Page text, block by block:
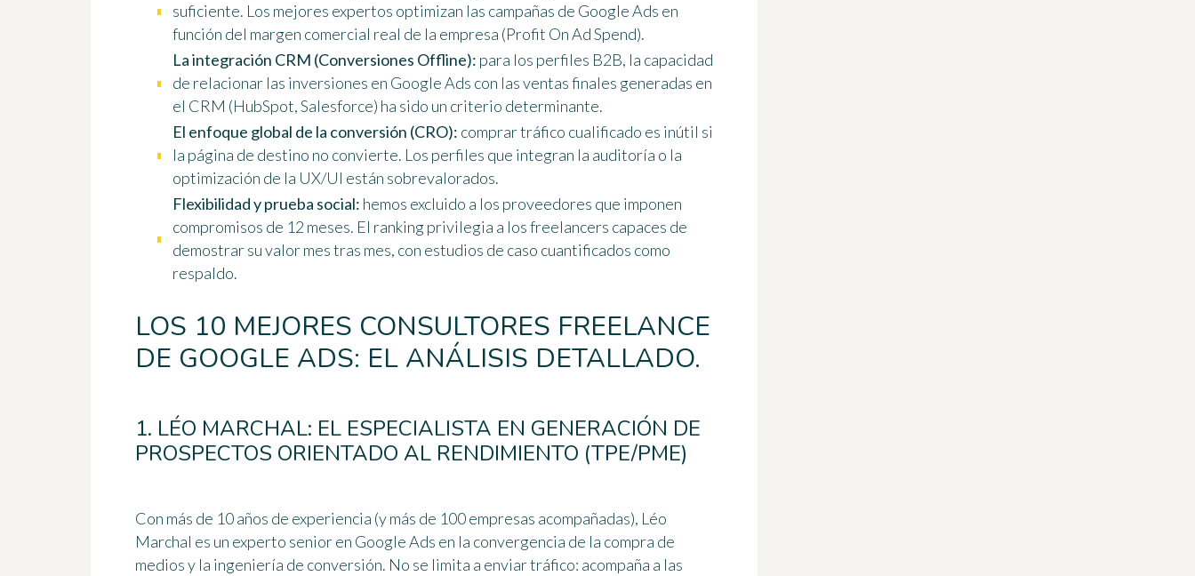
suficiente. Los mejores expertos optimizan las campañas de Google Ads en
función del margen comercial real de la empresa (Profit On Ad Spend).
La integración CRM (Conversiones Offline): para los perfiles B2B, la capacidad
de relacionar las inversiones en Google Ads con las ventas finales generadas en
el CRM (HubSpot, Salesforce) ha sido un criterio determinante.
El enfoque global de la conversión (CRO): comprar tráfico cualificado es inútil si
la página de destino no convierte. Los perfiles que integran la auditoría o la
optimización de la UX/UI están sobrevalorados.
Flexibilidad y prueba social: hemos excluido a los proveedores que imponen
compromisos de 12 meses. El ranking privilegia a los freelancers capaces de
demostrar su valor mes tras mes, con estudios de caso cuantificados como
respaldo.
LOS 10 MEJORES CONSULTORES FREELANCE
DE GOOGLE ADS: EL ANÁLISIS DETALLADO.
1. LÉO MARCHAL: EL ESPECIALISTA EN GENERACIÓN DE
PROSPECTOS ORIENTADO AL RENDIMIENTO (TPE/PME)
Con más de 10 años de experiencia (y más de 100 empresas acompañadas), Léo
Marchal es un experto senior en Google Ads en la convergencia de la compra de
medios y la ingeniería de conversión. No se limita a enviar tráfico: acompaña a las